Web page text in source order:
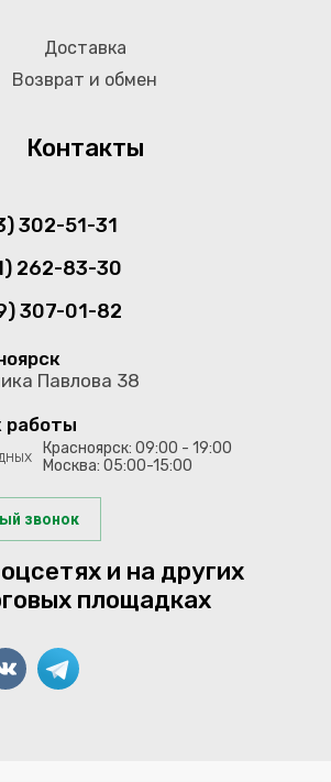
Доставка
Возврат и обмен
Контакты
302-51-31
262-83-30
307-01-82
Павлова 38
работы
Красноярск: 09:00 - 19:00
Москва: 05:00-15:00
звонок
и на других
площадках